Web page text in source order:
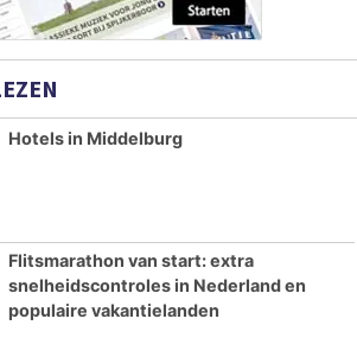
Hotels in Middelburg
Flitsmarathon van start: extra
snelheidscontroles in Nederland en
populaire vakantielanden